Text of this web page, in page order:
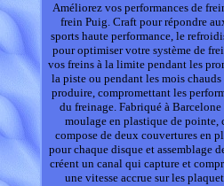
Améliorez vos performances de
frein Puig. Craft pour répondre
sports haute performance, le
pour optimiser votre système de
vos freins à la limite pendant les
la piste ou pendant les mois
produire, compromettant les
du freinage. Fabriqué à
moulage en plastique de pointe,
compose de deux couvertures en
pour chaque disque et assemblage
créent un canal qui capture et
une vitesse accrue sur les